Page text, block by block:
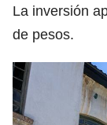
La inversión
de pesos.